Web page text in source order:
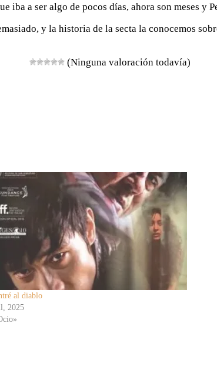
iba a ser algo de pocos días, ahora son meses y
y la historia de la secta la conocemos
(Ninguna valoración todavía)
al diablo
2025